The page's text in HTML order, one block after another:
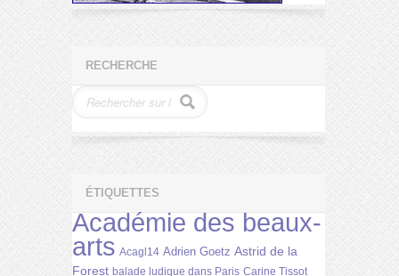
RECHERCHE
ÉTIQUETTES
Académie des beaux-
arts Acagl14 Adrien Goetz Astrid de la
Forest balade ludique dans Paris Carine Tissot